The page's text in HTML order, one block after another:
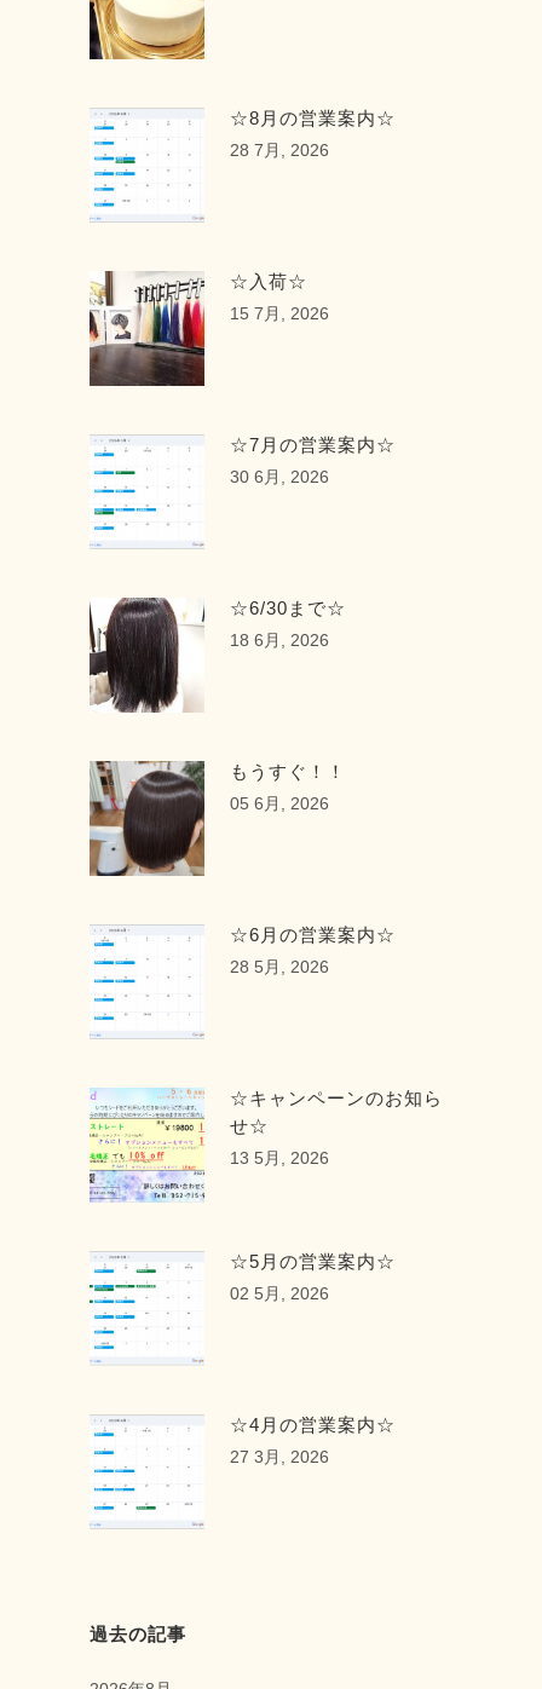
☆8月の営業案内☆
28 7月, 2026
☆入荷☆
15 7月, 2026
☆7月の営業案内☆
30 6月, 2026
☆6/30まで☆
18 6月, 2026
もうすぐ！！
05 6月, 2026
☆6月の営業案内☆
28 5月, 2026
☆キャンペーンのお知ら
せ☆
13 5月, 2026
☆5月の営業案内☆
02 5月, 2026
☆4月の営業案内☆
27 3月, 2026
過去の記事